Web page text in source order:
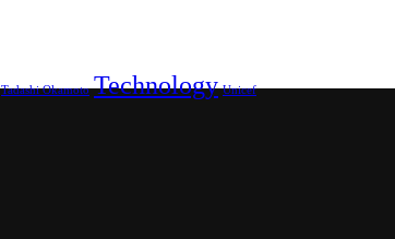
Tadashi Okamoto Technology Unicef